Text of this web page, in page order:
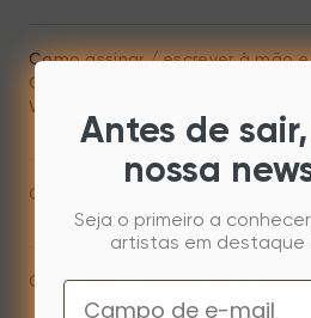
Como assinar / escrever à mão
Conversão de tinta para
Win10?
Como corrigir cores perdidas na
Como uso a pressão da caneta
Antes de
nossa
Seja o primeiro a
artistas em destaque
Email